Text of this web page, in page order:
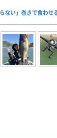
ない」巻きで食わせ